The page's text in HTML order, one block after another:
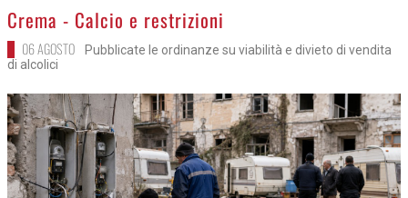
>
Crema - Calcio e restrizioni
06 AGOSTO
Pubblicate le ordinanze su viabilità e divieto di vendita
di alcolici